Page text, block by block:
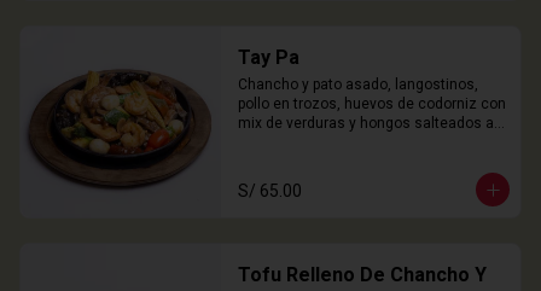
Tay Pa
Chancho y pato asado, langostinos,
pollo en trozos, huevos de codorniz con
mix de verduras y hongos salteados al
S/ 65.00
Tofu Relleno De Chancho Y